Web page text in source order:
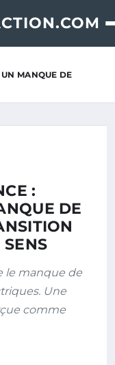
UN MANQUE DE
:
DE
le manque de
Une
comme